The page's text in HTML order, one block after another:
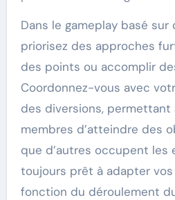
Dans le gameplay basé
priorisez des approches
des points ou accomplir
Coordonnez-vous avec
des diversions, permettant
membres d’atteindre des
que d’autres occupent les
toujours prêt à adapter
fonction du déroulement